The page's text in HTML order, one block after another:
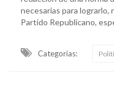
necesarias para lograrlo,
Partido Republicano,
Categorias: